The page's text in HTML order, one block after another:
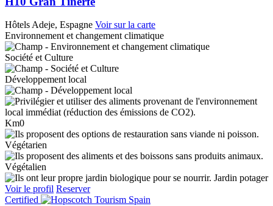
Hôtels Adeje, Espagne Voir sur la carte
Environnement et changement climatique
Société et Culture
Développement local
Km0
Végétarien
Végétalien
Jardin potager
Voir le profil Reserver
Certified